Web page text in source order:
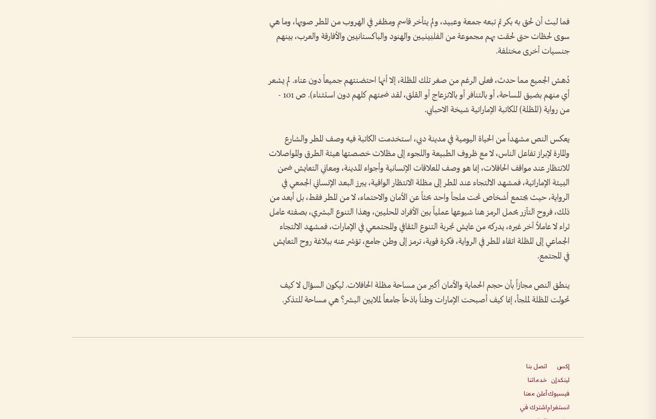
فما لبث أن لحق به بكر ثم تبعه جمعة وعبيد، ولم يتأخر قاسم ومظفر في الهروب من المطر صوبها، وما هي
سوى لحظات حتى لحقت بهم مجموعة من الفلبينيين والهنود والباكستانيين والأفارقة والعرب، بينهم
جنسيات أخرى مختلفة.
دُهش الجميع مما حدث، فعلى الرغم من صغر تلك المظلة، إلا أنها احتضنتهم جميعاً دون عناء. لم يشعر
أي منهم بضيق المساحة، أو بالتنافر أو بالانزعاج أو القلق، لقد ضمتهم كلهم دون استثناء). ص 101 -
من رواية (المظلة) للكاتبة الإماراتية شيخة الاحبابي.
يعكس النص مشهداً من الحياة اليومية في مدينة دبي، استخدمت الكاتبة فيه وصف المطر والشارع
والمارة لإبراز تفاعل الناس، لا مع ظروف الطبيعة واللجوء إلى مظلات خصصتها هيئة الطرق والمواصلات
للانتظار عند مواقف الحافلات، إنما هو وصف للعلاقات الإنسانية وأجواء المدينة، ومعاني التعايش ضمن
البيئة الإماراتية، فمشهد الالتجاء عند المطر إلى مظلة الانتظار الواقية، يبرز البعد الإنساني الجمعي في
الرواية، حيث يجتمع أشخاص تحت ملجأ واحد بحثاً عن الأمان والاحتماء، لا من المطر فقط، بل أبعد من
ذلك، فروح التآزر يحمل الرمز هنا شيوعها عملياً بين الأفراد المحليين، وهذا التنوع البشري، بصفته عامل
ثراء لا عاملاً آخر غيره، يدركه من عايش تجربة التنوع الثقافي والمجتمعي في الإمارات، فمشهد الالتجاء
الجماعي إلى المظلة اتقاء المطر في الرواية، فكرة قوية، ترمز إلى وطن جامع، تؤشر عنه ببلاغة روح التعايش
في المجتمع.
ينطق النص مجازاً بأن حجم الحماية والأمان أكبر من مساحة مظلة الحافلات. ليكون السؤال لا كيف
تحولت المظلة لملجأ، إنما كيف أصبحت الإمارات وطناً باذخاً جامعاً لملايين البشر؟ هي مساحة للتذكر.
إكس
لينكدإن
فيسبوك
انستغرام
اتصل بنا
خدماتنا
أعلن معنا
اشترك في